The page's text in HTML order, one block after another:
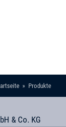
Produkte
& Co. KG